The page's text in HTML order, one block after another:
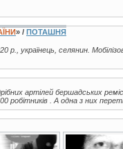
» / ПОТАШНЯ
р., українець, селянин.
артілей бершадських
робітників . А одна з них